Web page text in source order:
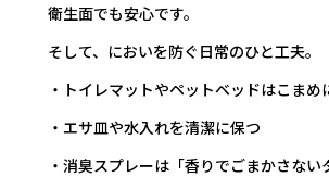
衛生面でも安心です。
そして、においを防ぐ日常のひと工夫。
・トイレマットやペットベッドはこまめ
・エサ皿や水入れを清潔に保つ
・消臭スプレーは「香りでごまかさない